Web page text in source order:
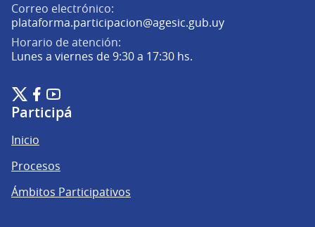
Correo electrónico:
plataforma.participacion@agesic.gub.uy(Abrir en una
Horario de atención:
Lunes a viernes de 9:30 a 17:30 hs.
Plataforma de Participación Ciudadana Digital en X
(Enlace externo)
Plataforma de Participación Ciudadana Digital en Facebook
(Enlace externo)
Plataforma de Participación Ciudadana Digital en
(Enlace externo)
Participá
Inicio
Procesos
Ámbitos Participativos